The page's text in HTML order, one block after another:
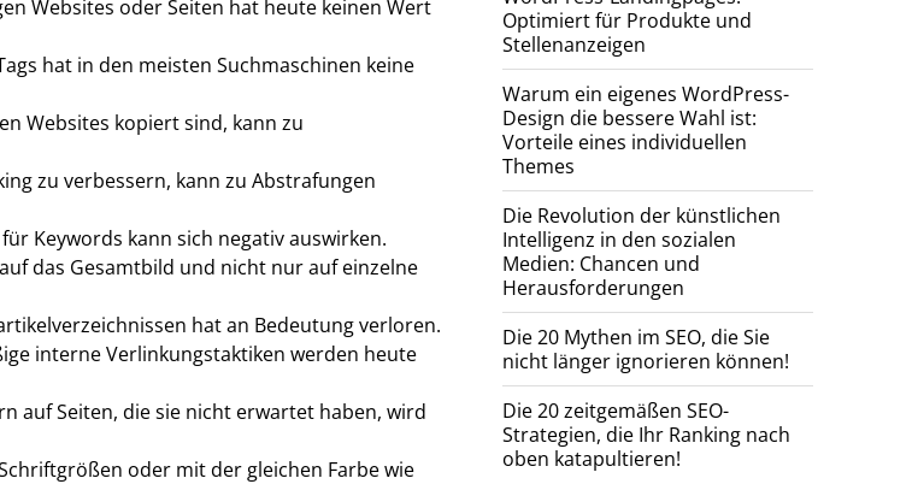
Websites oder Seiten hat heute keinen Wert
hat in den meisten Suchmaschinen keine
Websites kopiert sind, kann zu
zu verbessern, kann zu Abstrafungen
Keywords kann sich negativ auswirken.
das Gesamtbild und nicht nur auf einzelne
hat an Bedeutung verloren.
interne Verlinkungstaktiken werden heute
auf Seiten, die sie nicht erwartet haben, wird
oder mit der gleichen Farbe wie
Optimiert für Produkte und
Stellenanzeigen
Warum ein eigenes WordPress-
Design die bessere Wahl ist:
Vorteile eines individuellen
Themes
Die Revolution der künstlichen
Intelligenz in den sozialen
Medien: Chancen und
Herausforderungen
Die 20 Mythen im SEO, die Sie
nicht länger ignorieren können!
Die 20 zeitgemäßen SEO-
Strategien, die Ihr Ranking nach
oben katapultieren!